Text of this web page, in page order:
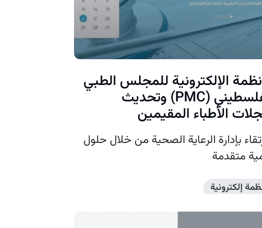
الإلكترونية للمجلس الطبي
الفلسطيني (PMC) وتحديث
الأطباء المقيمين
بإدارة الرعاية الصحية من خلال حلول
متقدمة
إلكترونية